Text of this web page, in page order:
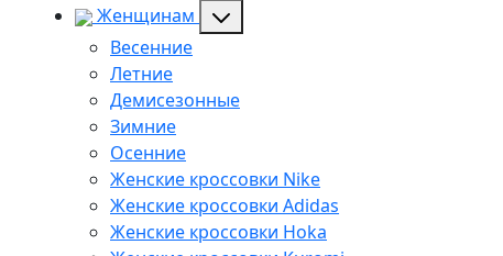
Женщинам
Весенние
Летние
Демисезонные
Зимние
Осенние
Женские кроссовки Nike
Женские кроссовки Adidas
Женские кроссовки Hoka